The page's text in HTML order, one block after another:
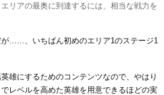
リアの最奥に到達するには、相当な戦力を
……、いちばん初めのエリア1のステージ1
雄にするためのコンテンツなので、やはり
レベルを高めた英雄を用意できるほどの実